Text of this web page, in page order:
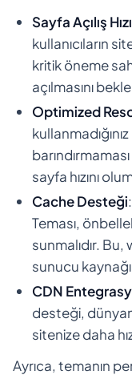
Sayfa Açılış Hızı
kullanıcıların
kritik öneme
açılmasını
Optimized
sayfa hızını
Cache Desteği
Teması,
sunmalıdır. Bu,
sunucu kaynağı
CDN
desteği,
sitenize daha
Ayrıca, temanın